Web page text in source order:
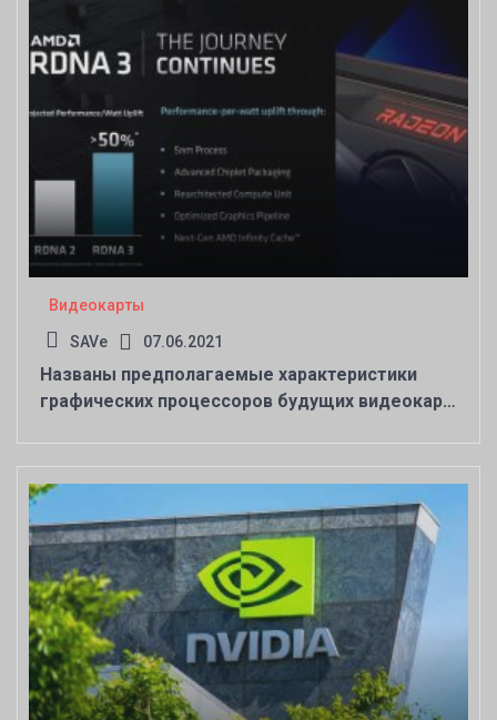
Видеокарты
SAVe 07.06.2021
Названы предполагаемые характеристики
графических процессоров будущих видеокарт